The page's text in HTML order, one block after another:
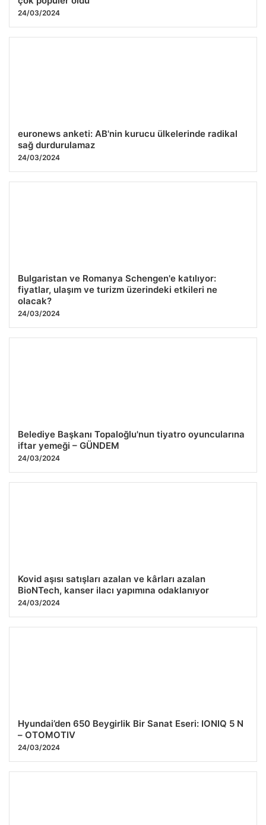
24/03/2024
euronews anketi: AB'nin kurucu ülkelerinde radikal
sağ durdurulamaz
24/03/2024
Bulgaristan ve Romanya Schengen'e katılıyor:
fiyatlar, ulaşım ve turizm üzerindeki etkileri ne
olacak?
24/03/2024
Belediye Başkanı Topaloğlu'nun tiyatro oyuncularına
iftar yemeği – GÜNDEM
24/03/2024
Kovid aşısı satışları azalan ve kârları azalan
BioNTech, kanser ilacı yapımına odaklanıyor
24/03/2024
Hyundai’den 650 Beygirlik Bir Sanat Eseri: IONIQ 5 N
– OTOMOTIV
24/03/2024